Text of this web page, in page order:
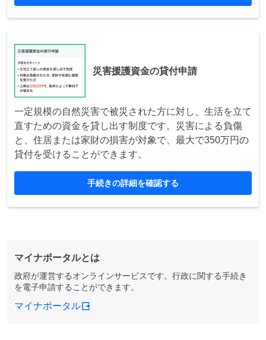
災害援護資金の貸付申請
一定規模の自然災害で被災された方に対し、生活を立て
直すための資金を貸し出す制度です。災害による負傷
と、住居または家財の損害が対象で、最大で350万円の
貸付を受けることができます。
手続きの詳細を確認する
マイナポータルとは
政府が運営するオンラインサービスです。行政に関する手続き
を電子申請することができます。
マイナポータル